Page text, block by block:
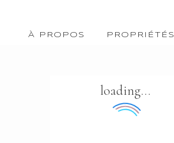
À PROPOS PROPRIÉTÉS
loading...